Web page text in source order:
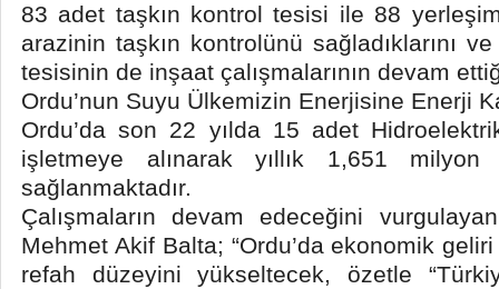
83 adet taşkın kontrol tesisi ile 88
arazinin taşkın kontrolünü sağladıklarını
tesisinin de inşaat çalışmalarının devam
Ordu’nun Suyu Ülkemizin Enerjisine Enerji
Ordu’da son 22 yılda 15 adet
işletmeye alınarak yıllık 1,651
sağlanmaktadır.
Çalışmaların devam edeceğini
Mehmet Akif Balta; “Ordu’da ekonomik
refah düzeyini yükseltecek, özetle